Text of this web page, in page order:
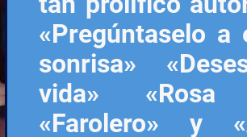
«Pregúntaselo a
sonrisa»
vida»
«Farolero» y